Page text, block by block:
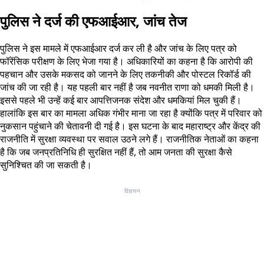
पुलिस ने दर्ज की एफआईआर, जांच तेज
पुलिस ने इस मामले में एफआईआर दर्ज कर ली है और जांच के लिए पत्र को
फॉरेंसिक परीक्षण के लिए भेजा गया है। अधिकारियों का कहना है कि आरोपी की
पहचान और उसके मकसद को जानने के लिए तकनीकी और पोस्टल रिकॉर्ड की
जांच की जा रही है। यह पहली बार नहीं है जब नवनीत राणा को धमकी मिली है।
इससे पहले भी उन्हें कई बार आपत्तिजनक संदेश और धमकियां मिल चुकी हैं।
हालांकि इस बार का मामला अधिक गंभीर माना जा रहा है क्योंकि पत्र में परिवार को
नुकसान पहुंचाने की चेतावनी दी गई है। इस घटना के बाद महाराष्ट्र और केंद्र की
राजनीति में सुरक्षा व्यवस्था पर सवाल उठने लगे हैं। राजनीतिक नेताओं का कहना
है कि जब जनप्रतिनिधि ही सुरक्षित नहीं हैं, तो आम जनता की सुरक्षा कैसे
सुनिश्चित की जा सकती है।
विज्ञापन